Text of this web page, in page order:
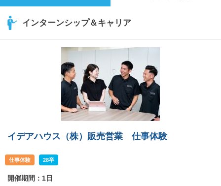
インターンシップ＆キャリア
イデアハウス（株）販売営業 仕事体験
仕事体験 28卒
開催期間：1日